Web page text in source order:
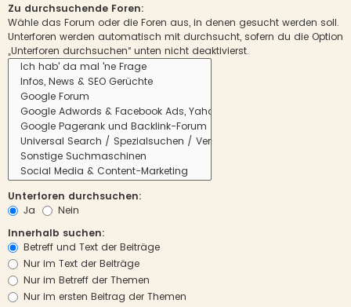
Zu durchsuchende Foren:
Wähle das Forum oder die Foren aus, in denen gesucht werden soll.
Unterforen werden automatisch mit durchsucht, sofern du die Option
„Unterforen durchsuchen“ unten nicht deaktivierst.
Unterforen durchsuchen:
Ja
Nein
Innerhalb suchen:
Betreff und Text der Beiträge
Nur im Text der Beiträge
Nur im Betreff der Themen
Nur im ersten Beitrag der Themen